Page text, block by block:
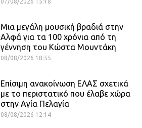
07/08/2026 15:18
Μια μεγάλη μουσική βραδιά στην
Αλφά για τα 100 χρόνια από τη
γέννηση του Κώστα Μουντάκη
08/08/2026 18:55
Επίσιμη ανακοίνωση ΕΛΑΣ σχετικά
με το περιστατικό που έλαβε χώρα
στην Αγία Πελαγία
08/08/2026 12:14